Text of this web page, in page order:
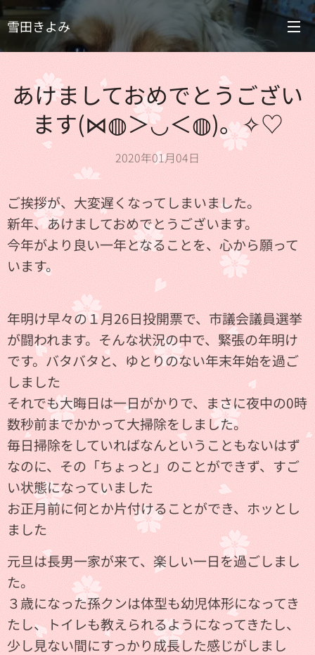
雪田きよみ
あけましておめでとうござい
ます(⋈◍＞◡＜◍)。✧♡
2020年01月04日
ご挨拶が、大変遅くなってしまいました。
新年、あけましておめでとうございます。
今年がより良い一年となることを、心から願って
います。
年明け早々の１月26日投開票で、市議会議員選挙
が闘われます。そんな状況の中で、緊張の年明け
です。バタバタと、ゆとりのない年末年始を過ご
しました💦
それでも大晦日は一日がかりで、まさに夜中の0時
数秒前までかかって大掃除をしました。
毎日掃除をしていればなんということもないはず
なのに、その「ちょっと」のことができず、すご
い状態になっていました💦💦💦
お正月前に何とか片付けることができ、ホッとし
ました💖
元旦は長男一家が来て、楽しい一日を過ごしまし
た。
３歳になった孫クンは体型も幼児体形になってき
たし、トイレも教えられるようになってきたし、
少し見ない間にすっかり成長した感じがしまし